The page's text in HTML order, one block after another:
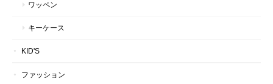
ワッペン
キーケース
KID'S
ファッション